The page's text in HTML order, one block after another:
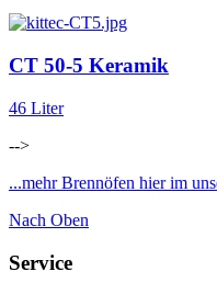
CT 50-5 Keramik
46 Liter
-->
...mehr Brennöfen hier im
Nach Oben
Service